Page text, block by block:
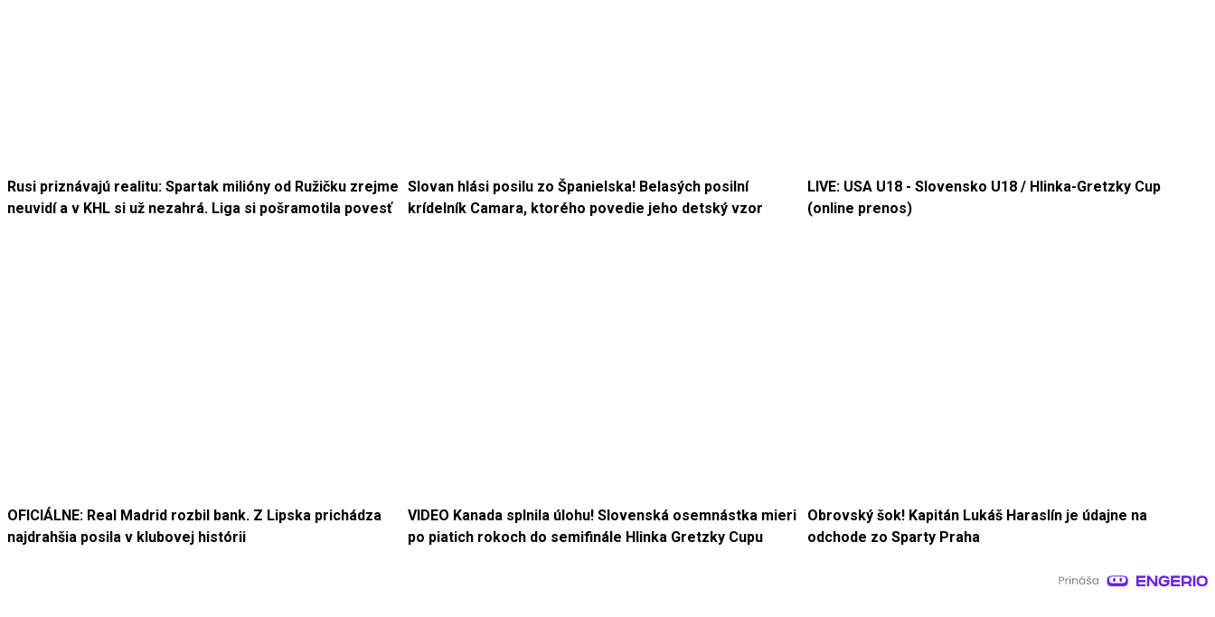
Rusi priznávajú realitu: Spartak milióny od Ružičku zrejme
neuvidí a v KHL si už nezahrá. Liga si pošramotila povesť
Slovan hlási posilu zo Španielska! Belasých posilní
krídelník Camara, ktorého povedie jeho detský vzor
LIVE: USA U18 - Slovensko U18 / Hlinka-Gretzky Cup
(online prenos)
OFICIÁLNE: Real Madrid rozbil bank. Z Lipska prichádza
najdrahšia posila v klubovej histórii
VIDEO Kanada splnila úlohu! Slovenská osemnástka mieri
po piatich rokoch do semifinále Hlinka Gretzky Cupu
Obrovský šok! Kapitán Lukáš Haraslín je údajne na
odchode zo Sparty Praha